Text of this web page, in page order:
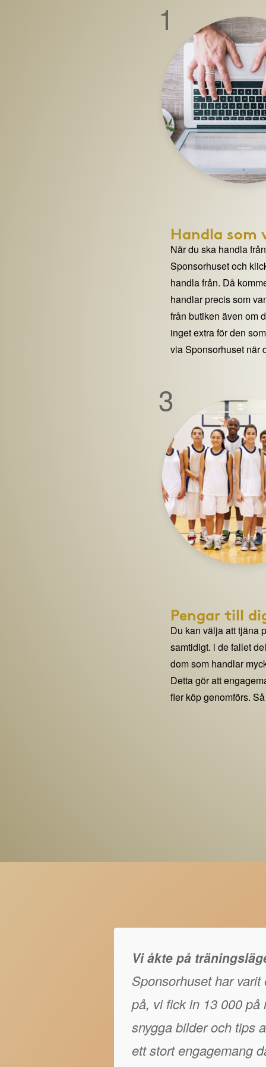
1
Handla som
När du ska handla
Sponsorhuset och
handla från. Då
handlar precis som
från butiken även om
inget extra för den
via Sponsorhuset när
3
Pengar till
Du kan välja att tjäna
samtidigt. i de fallet
dom som handlar
Detta gör att
fler köp genomförs.
Vi åkte på
Sponsorhuset har
på, vi fick in 13 000 på
snygga bilder och tips
ett stort engagemang